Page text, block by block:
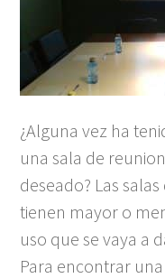
¿Alguna vez ha
una sala de
deseado? Las
tienen mayor o
uso que se vaya a
Para encontrar